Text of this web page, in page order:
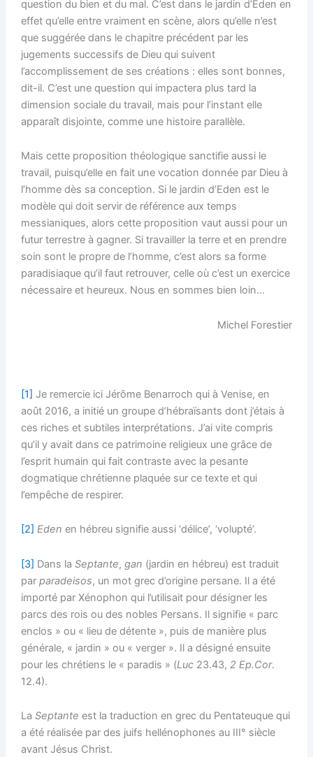
question du bien et du mal. C’est dans le jardin d’Eden en
effet qu’elle entre vraiment en scène, alors qu’elle n’est
que suggérée dans le chapitre précédent par les
jugements successifs de Dieu qui suivent
l’accomplissement de ses créations : elles sont bonnes,
dit-il. C’est une question qui impactera plus tard la
dimension sociale du travail, mais pour l’instant elle
apparaît disjointe, comme une histoire parallèle.
Mais cette proposition théologique sanctifie aussi le
travail, puisqu’elle en fait une vocation donnée par Dieu à
l’homme dès sa conception. Si le jardin d’Eden est le
modèle qui doit servir de référence aux temps
messianiques, alors cette proposition vaut aussi pour un
futur terrestre à gagner. Si travailler la terre et en prendre
soin sont le propre de l’homme, c’est alors sa forme
paradisiaque qu’il faut retrouver, celle où c’est un exercice
nécessaire et heureux. Nous en sommes bien loin…
Michel Forestier
[1] Je remercie ici Jérôme Benarroch qui à Venise, en
août 2016, a initié un groupe d’hébraïsants dont j’étais à
ces riches et subtiles interprétations. J’ai vite compris
qu’il y avait dans ce patrimoine religieux une grâce de
l’esprit humain qui fait contraste avec la pesante
dogmatique chrétienne plaquée sur ce texte et qui
l’empêche de respirer.
[2] Eden en hébreu signifie aussi ‘délice’, ‘volupté’.
[3] Dans la Septante, gan (jardin en hébreu) est traduit
par paradeisos, un mot grec d’origine persane. Il a été
importé par Xénophon qui l’utilisait pour désigner les
parcs des rois ou des nobles Persans. Il signifie « parc
enclos » ou « lieu de détente », puis de manière plus
générale, « jardin » ou « verger ». Il a désigné ensuite
pour les chrétiens le « paradis » (Luc23.43, 2 Ep.Cor.
12.4).
La Septante est la traduction en grec du Pentateuque qui
a été réalisée par des juifs hellénophones au III° siècle
avant Jésus Christ.